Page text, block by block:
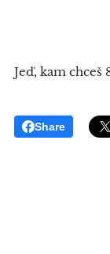
Jeď, kam chceš
Share